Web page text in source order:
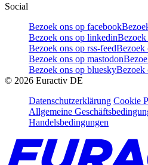
Social
Bezoek ons op facebook
Bezoek ons op linkedin
Bezoek ons op rss-feedBezoek
Bezoek ons op mastodon
Bezoek ons op blueskyBezoek
© 2026 Euractiv DE
Datenschutzerklärung Cookie
Allgemeine
Handelsbedingungen